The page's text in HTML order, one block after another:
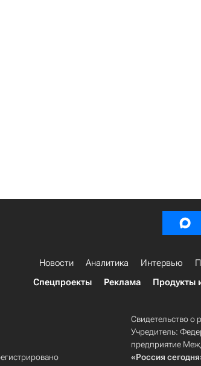
Новости Аналитика Интервью
Спецпроекты
Реклама Продукты
Свидетельство
Учредитель:
предприятие
«Россия